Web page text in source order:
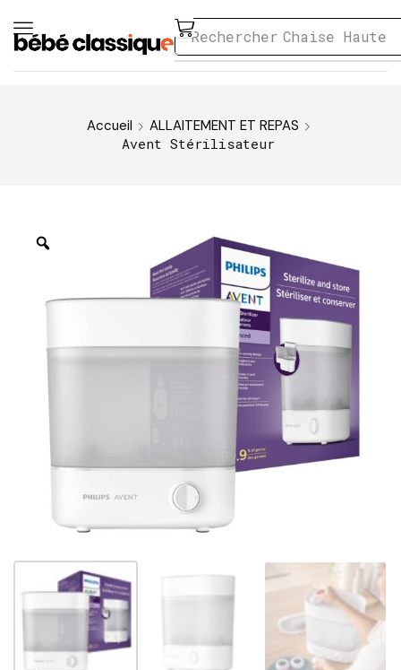
Rechercher Chaise Haute
Accueil
ALLAITEMENT ET REPAS
Avent Stérilisateur